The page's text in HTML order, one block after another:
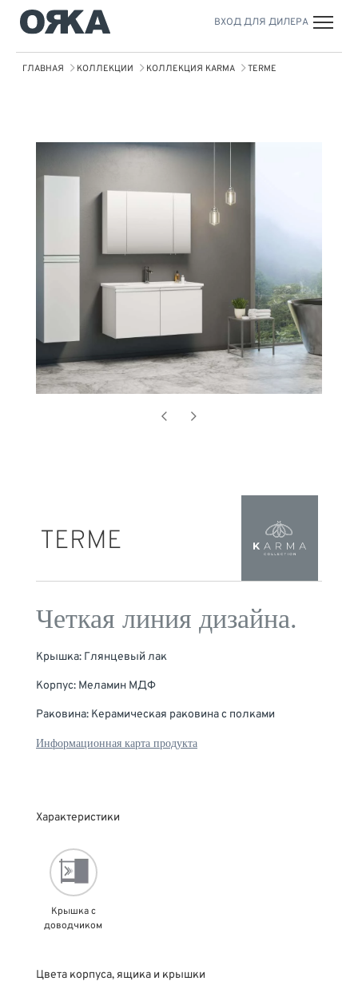
ВХОД ДЛЯ ДИЛЕРА
ГЛАВНАЯ КОЛЛЕКЦИИ КОЛЛЕКЦИЯ KARMA TERME
TERME
Четкая линия дизайна.
Крышка: Глянцевый лак
Корпус: Меламин МДФ
Раковина: Керамическая раковина с полками
Информационная карта продукта
Характеристики
Крышка с
доводчиком
Цвета корпуса, ящика и крышки